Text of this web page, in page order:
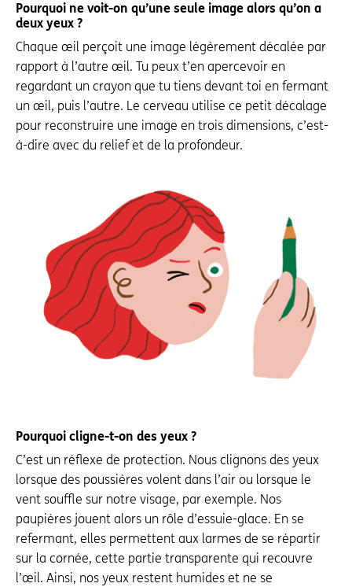
Pourquoi ne voit-on qu’une seule image alors qu’on a
deux yeux ?
Chaque œil perçoit une image légèrement décalée par
rapport à l’autre œil. Tu peux t’en apercevoir en
regardant un crayon que tu tiens devant toi en fermant
un œil, puis l’autre. Le cerveau utilise ce petit décalage
pour reconstruire une image en trois dimensions, c’est-
à-dire avec du relief et de la profondeur.
Pourquoi cligne-t-on des yeux ?
C’est un réflexe de protection. Nous clignons des yeux
lorsque des poussières volent dans l’air ou lorsque le
vent souffle sur notre visage, par exemple. Nos
paupières jouent alors un rôle d’essuie-glace. En se
refermant, elles permettent aux larmes de se répartir
sur la cornée, cette partie transparente qui recouvre
l’œil. Ainsi, nos yeux restent humides et ne se